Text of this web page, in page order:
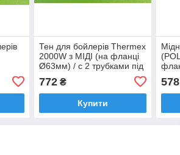
Тен для бойлерів Thermex
2000W з МІДІ (на фланці
Ø63мм) / с 2 трубками під
термостати Thermowatt,
Італія
772₴
Купити
578